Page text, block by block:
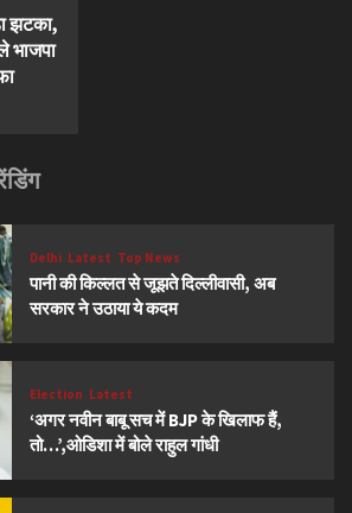
झटका,
भाजपा
Delhi Latest Top News
पानी की किल्लत से जूझते दिल्लीवासी, अब
सरकार ने उठाया ये कदम
Election Latest
‘अगर नवीन बाबू सच में BJP के खिलाफ हैं,
तो…’,ओडिशा में बोले राहुल गांधी